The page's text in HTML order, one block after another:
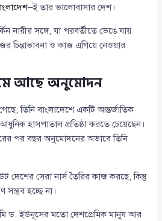
–ই তার ভালোবাসার দেশ।
নারীর সঙ্গে, যা পরবর্তীতে ভেঙে যায়
চিন্তাভাবনা ও কাজ এগিয়ে নেওয়ার
আছে অনুমোদন
তিনি বাংলাদেশে একটি আন্তর্জাতিক
হাসপাতাল প্রতিষ্ঠা করতে চেয়েছেন।
পর বছর অনুমোদনের অভাবে তিনি
দেশের সেরা নার্স তৈরির কাজ করছে, কিন্তু
সম্ভব হচ্ছে না।
ড. ইউনূসের মতো দেশপ্রেমিক মানুষ আর